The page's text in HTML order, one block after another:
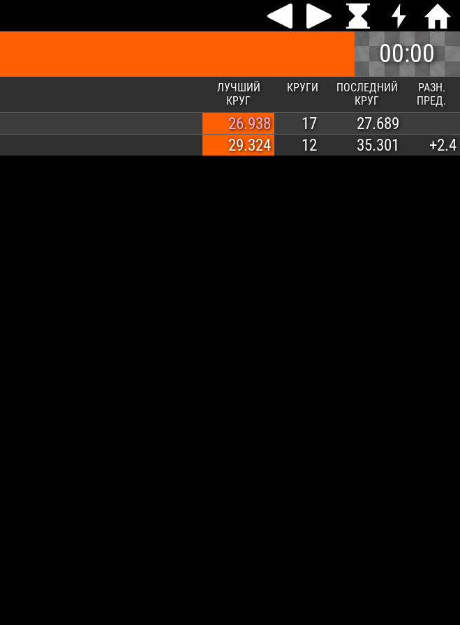
00:00
ЛУЧШИЙ
КРУГ
КРУГИ
ПОСЛЕДНИЙ
КРУГ
РАЗН.
ПРЕД.
26.938 17
27.689
29.324 12 35.301 +2.4